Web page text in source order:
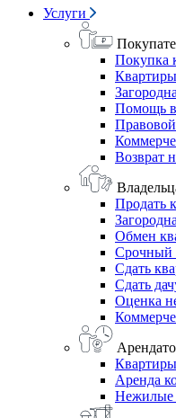
Услуги
Покупка
Помощь в
Возврат
Продать
Обмен
Срочный
Сдать
Сдать
Оценка
Аренда
Нежилые